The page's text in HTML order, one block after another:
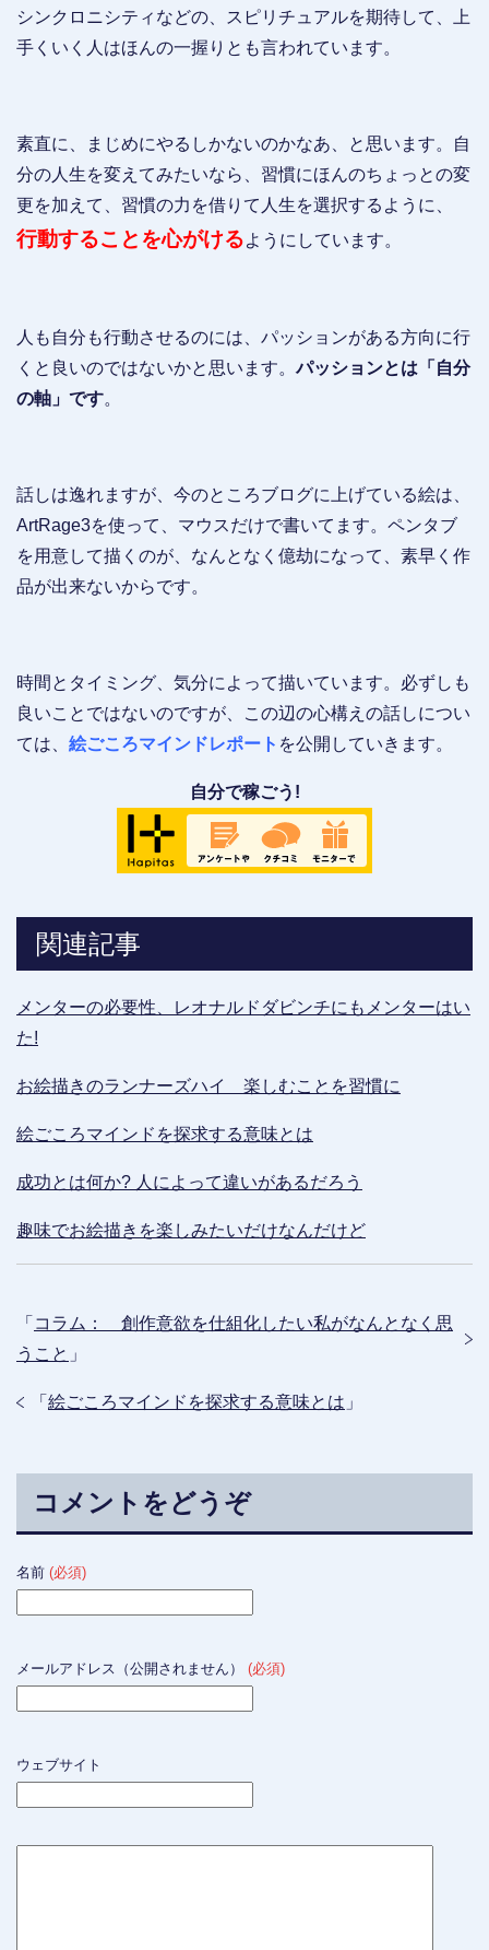
シンクロニシティなどの、スピリチュアルを期待して、上
手くいく人はほんの一握りとも言われています。
素直に、まじめにやるしかないのかなあ、と思います。自
分の人生を変えてみたいなら、習慣にほんのちょっとの変
更を加えて、習慣の力を借りて人生を選択するように、
行動することを心がけるようにしています。
人も自分も行動させるのには、パッションがある方向に行
くと良いのではないかと思います。パッションとは「自分
の軸」です。
話しは逸れますが、今のところブログに上げている絵は、
ArtRage3を使って、マウスだけで書いてます。ペンタブ
を用意して描くのが、なんとなく億劫になって、素早く作
品が出来ないからです。
時間とタイミング、気分によって描いています。必ずしも
良いことではないのですが、この辺の心構えの話しについ
ては、 絵ごころマインドレポート を公開していきます。
自分で稼ごう!
関連記事
メンターの必要性、レオナルドダビンチにもメンターはい
た!
お絵描きのランナーズハイ 楽しむことを習慣に
絵ごころマインドを探求する意味とは
成功とは何か? 人によって違いがあるだろう
趣味でお絵描きを楽しみたいだけなんだけど
「 コラム： 創作意欲を仕組化したい私がなんとなく思
うこと 」
「 絵ごころマインドを探求する意味とは 」
コメントをどうぞ
名前 (必須)
メールアドレス（公開されません） (必須)
ウェブサイト